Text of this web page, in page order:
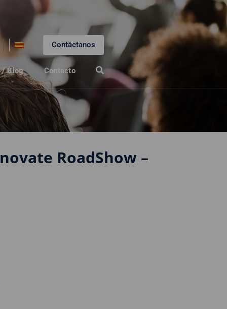
Contáctanos
/ Blog Contacto
RoadShow –